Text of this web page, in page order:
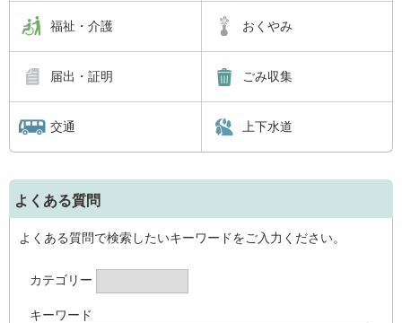
福祉・介護 おくやみ
届出・証明 ごみ収集
交通 上下水道
よくある質問
よくある質問で検索したいキーワードをご入力ください。
カテゴリー
キーワード